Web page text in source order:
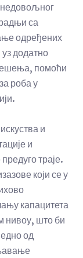
недовољног
са
одређених
додатно
помоћи
роба у
и
и
траје.
који се у
капацитета
нивоу, што би
од